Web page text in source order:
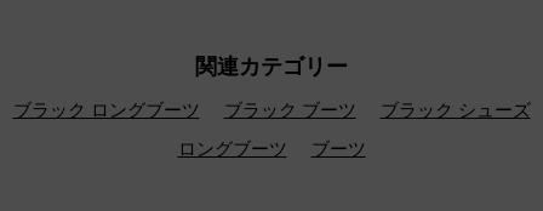
関連カテゴリー
ブラック ロングブーツ ブラック ブーツ
ブラック シューズ
ロングブーツ
ブーツ